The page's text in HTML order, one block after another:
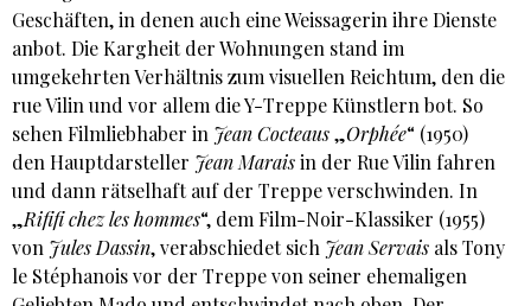
Geschäften, in denen auch eine Weissagerin ihre Dienste
anbot. Die Kargheit der Wohnungen stand im
umgekehrten Verhältnis zum visuellen Reichtum, den die
rue Vilin und vor allem die Y-Treppe Künstlern bot. So
sehen Filmliebhaber in Jean Cocteaus„Orphée“ (1950)
den Hauptdarsteller Jean Maraisin der Rue Vilin fahren
und dann rätselhaft auf der Treppe verschwinden. In
„Rififi chez les hommes“, dem Film-Noir-Klassiker (1955)
von Jules Dassin, verabschiedet sich Jean Servais als Tony
le Stéphanois vor der Treppe von seiner ehemaligen